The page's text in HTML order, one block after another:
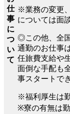
仕
事
に
つ
い
て
※業務の変更
については面
◎この他、全
通勤のお仕事
任旅費支給や
面倒な手配も
事スタートで
※福利厚生は
※寮の有無は